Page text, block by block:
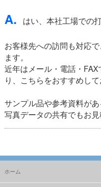
A. はい、本社工場での
お客様先への訪問も対応
ます。
近年はメール・電話・
り、こちらをおすすめして
サンプル品や参考資料が
写真データの共有でもお見
ホーム